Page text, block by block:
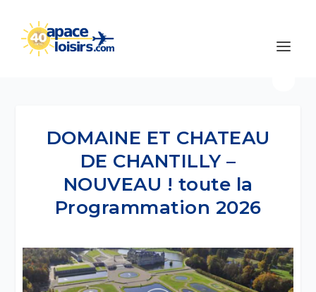
DOMAINE ET CHATEAU
DE CHANTILLY –
NOUVEAU ! toute la
Programmation 2026